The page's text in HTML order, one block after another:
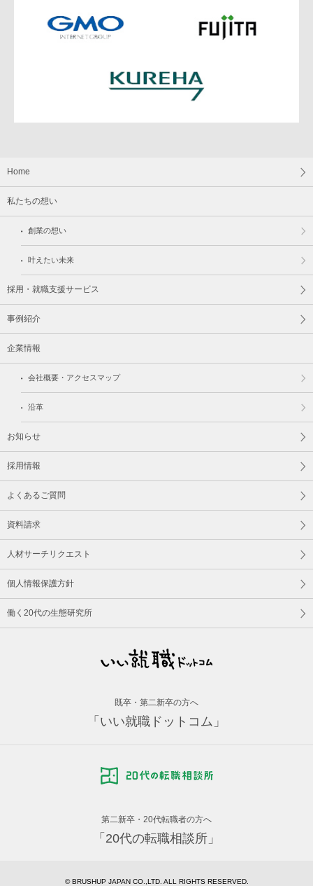
Home
私たちの想い
創業の想い
叶えたい未来
採用・就職支援サービス
事例紹介
企業情報
会社概要・アクセスマップ
沿革
お知らせ
採用情報
よくあるご質問
資料請求
人材サーチリクエスト
個人情報保護方針
働く20代の生態研究所
既卒・第二新卒の方へ
「いい就職ドットコム」
第二新卒・20代転職者の方へ
「20代の転職相談所」
© BRUSHUP JAPAN CO.,LTD. ALL RIGHTS RESERVED.